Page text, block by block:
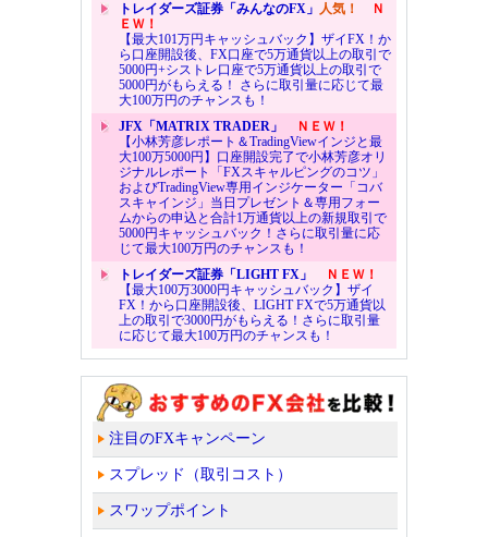
トレイダーズ証券「みんなのFX」 人気！
Ｎ
ＥＷ！
【最大101万円キャッシュバック】ザイFX！か
ら口座開設後、FX口座で5万通貨以上の取引で
5000円+シストレ口座で5万通貨以上の取引で
5000円がもらえる！ さらに取引量に応じて最
大100万円のチャンスも！
JFX「MATRIX TRADER」
ＮＥＷ！
【小林芳彦レポート＆TradingViewインジと最
大100万5000円】口座開設完了で小林芳彦オリ
ジナルレポート「FXスキャルピングのコツ」
およびTradingView専用インジケーター「コバ
スキャインジ」当日プレゼント＆専用フォー
ムからの申込と合計1万通貨以上の新規取引で
5000円キャッシュバック！さらに取引量に応
じて最大100万円のチャンスも！
トレイダーズ証券「LIGHT FX」
ＮＥＷ！
【最大100万3000円キャッシュバック】ザイ
FX！から口座開設後、LIGHT FXで5万通貨以
上の取引で3000円がもらえる！さらに取引量
に応じて最大100万円のチャンスも！
注目のFXキャンペーン
スプレッド（取引コスト）
スワップポイント